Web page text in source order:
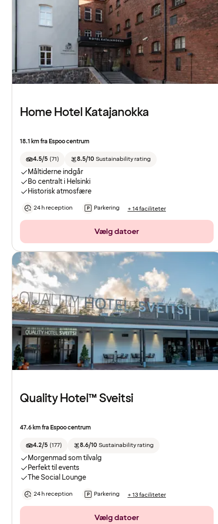
Home Hotel Katajanokka
18.1 km fra Espoo centrum
4.5/5 (71) 8.5/10 Sustainability rating
Måltiderne indgår
Bo centralt i Helsinki
Historisk atmosfære
24 h reception Parkering + 14 faciliteter
Vælg datoer
Quality Hotel™ Sveitsi
47.6 km fra Espoo centrum
4.2/5 (177) 8.6/10 Sustainability rating
Morgenmad som tilvalg
Perfekt til events
The Social Lounge
24 h reception Parkering + 13 faciliteter
Vælg datoer